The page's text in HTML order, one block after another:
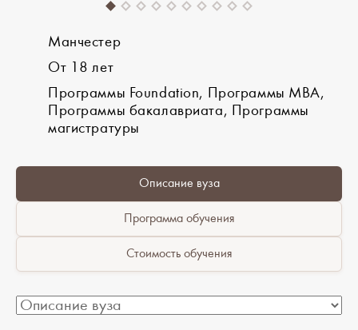
Манчестер
От 18 лет
Программы Foundation, Программы MBA,
Программы бакалавриата, Программы
магистратуры
Описание вуза
Программа обучения
Стоимость обучения